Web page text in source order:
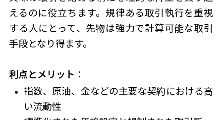
えるのに役立ちます。規律ある取引執行を重視
する人にとって、先物は強力で計算可能な取引
手段となり得ます。
利点とメリット ：
指数、原油、金などの主要な契約における高
い流動性